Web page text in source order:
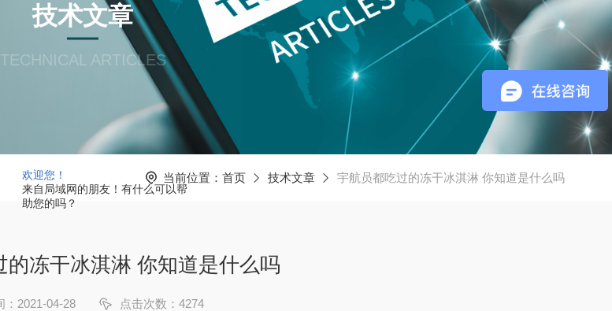
欢迎您！
来自局域网的朋友！有什么可以帮
助您的吗？
技术文章
TECHNICAL ARTICLES
当前位置： 首页 技术文章 宇航员都吃过的冻干冰淇淋 你知道是什么吗
的冻干冰淇淋 你知道是什么吗
：2021-04-28 点击次数：4274